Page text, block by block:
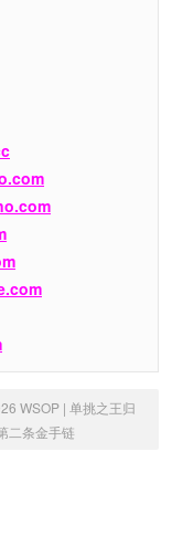
WSOP | 单挑之王归
二条金手链